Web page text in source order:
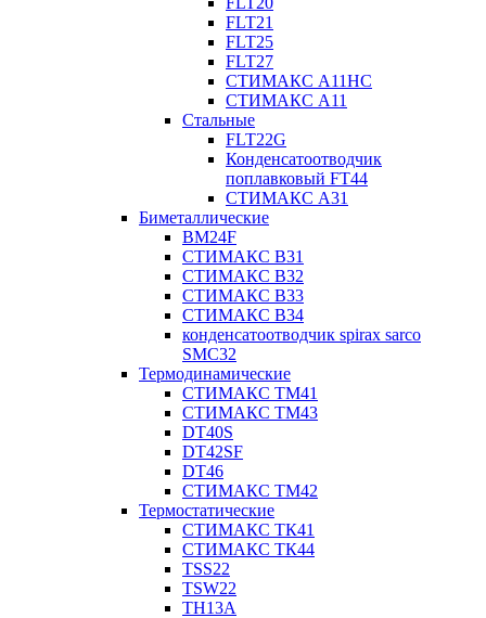
FLT21
FLT25
FLT27
СТИМАКС А11HC
СТИМАКС А11
Стальные
FLT22G
Конденсатоотводчик
поплавковый FT44
СТИМАКС А31
Биметаллические
BM24F
СТИМАКС B31
СТИМАКС В32
СТИМАКС В33
СТИМАКС B34
конденсатоотводчик spirax sarco
SMC32
Термодинамические
СТИМАКС ТМ41
СТИМАКС ТМ43
DT40S
DT42SF
DT46
СТИМАКС ТМ42
Термостатические
СТИМАКС ТК41
СТИМАКС ТК44
TSS22
TSW22
TH13A